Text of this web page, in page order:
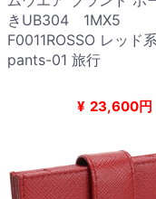
きUB304 1MX5
F0011ROSSO レッド
pants-01 旅行
¥ 23,600円